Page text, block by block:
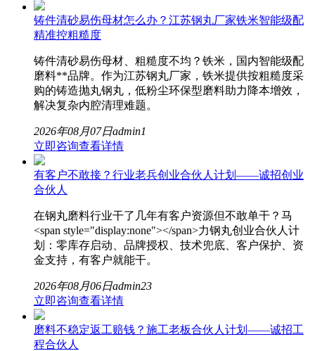
铸件清砂易伤母材怎么办？江苏钢丸厂家铁米智能级配
精准控粗糙度
铸件清砂易伤母材、粗糙度不均？铁米，国内智能级配
磨料**品牌。作为江苏钢丸厂家，铁米提供按粗糙度采
购的铸造抛丸钢丸，低粉尘环保型磨料助力降本增效，
解决复杂内腔清理难题。
2026年08月07日admin1
立即咨询查看详情
有客户不敢接？行业老兵创业合伙人计划——诚招创业
合伙人
在钢丸磨料行业干了几年有客户资源但不敢单干？马
<span style="display:none"></span>力钢丸创业合伙人计
划：零库存启动、品牌授权、技术兜底、客户保护、资
金支持，有客户就能干。
2026年08月06日admin23
立即咨询查看详情
磨料不稳定返工赔钱？施工老板合伙人计划——诚招工
程合伙人